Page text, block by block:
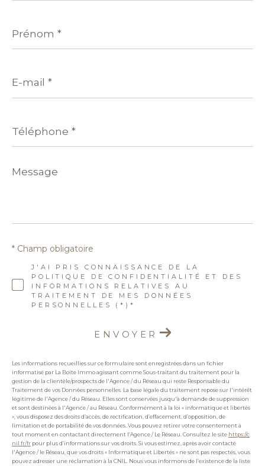
*
mail
*
*
Message
*
J'AI PRIS CONNAISSANCE DE LA
POLITIQUE DE CONFIDENTIALITÉ ET DES
INFORMATIONS RELATIVES AU
TRAITEMENT DE MES DONNÉES
PERSONNELLES (*)*
* Champ obligatoire
ENVOYER
Les informations recueillies sur ce formulaire sont enregistrées dans un fichier
informatisé par La Boite Immo agissant comme Sous-traitant du traitement pour la
gestion de la clientèle/prospects de l'Agence / du Réseau qui reste Responsable du
Traitement de vos Données personnelles. La base légale du traitement repose sur l'intérêt
légitime de l'Agence / du Réseau. Elles sont conservées jusqu'à demande de suppression
et sont destinées à l'Agence / au Réseau. Conformément à la loi « informatique et libertés
», vous disposez des droits d’accès, de rectification, d’effacement, d’opposition, de
limitation et de portabilité de vos données. Vous pouvez retirer votre consentement à
tout moment en contactant directement l’Agence / Le Réseau. Consultez le site https://c
nil.fr/fr pour plus d’informations sur vos droits. Si vous estimez, après avoir contacté
l'Agence / le Réseau, que vos droits « Informatique et Libertés » ne sont pas respectés, vous
pouvez adresser une réclamation à la CNIL. Nous vous informons de l’existence de la liste